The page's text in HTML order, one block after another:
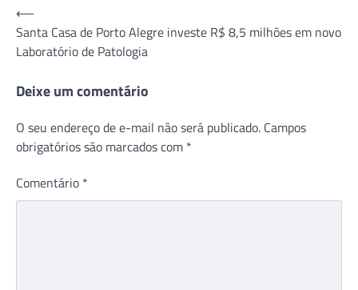
Navegação
de
Post
⟵
Santa Casa de Porto Alegre investe R$ 8,5 milhões em novo
Laboratório de Patologia
Deixe um comentário
O seu endereço de e-mail não será publicado. Campos
obrigatórios são marcados com *
Comentário *